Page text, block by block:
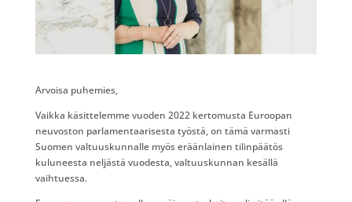
Arvoisa puhemies,
Vaikka käsittelemme vuoden 2022 kertomusta Euroopan
neuvoston parlamentaarisesta työstä, on tämä varmasti
Suomen valtuuskunnalle myös eräänlainen tilinpäätös
kuluneesta neljästä vuodesta, valtuuskunnan kesällä
vaihtuessa.